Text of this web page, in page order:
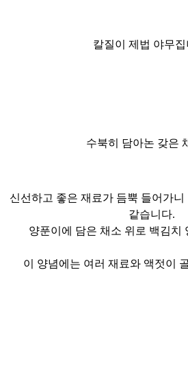
칼질이 제법 야무집
수북히 담아논 갖은
신선하고 좋은 재료가 듬뿍 들어가니
같습니다.
양푼이에 담은 채소 위로 백김치
이 양념에는 여러 재료와 액젓이